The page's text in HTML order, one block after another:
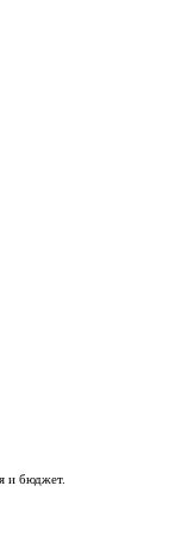
и бюджет.